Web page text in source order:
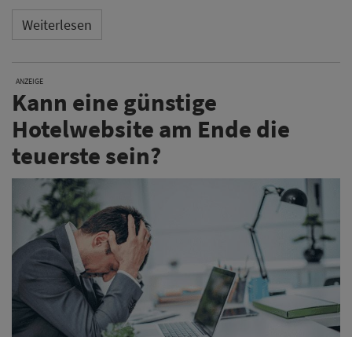
Weiterlesen
ANZEIGE
Kann eine günstige
Hotelwebsite am Ende die
teuerste sein?